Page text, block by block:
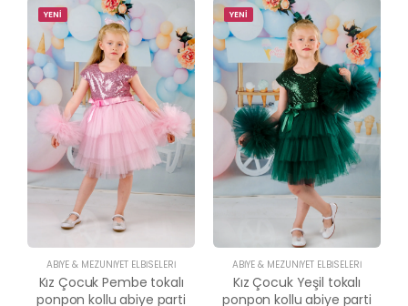
YENİ
ABİYE & MEZUNİYET ELBİSELERİ
Kız Çocuk Pembe tokalı
ponpon kollu abiye parti
YENİ
ABİYE & MEZUNİYET ELBİSELERİ
Kız Çocuk Yeşil tokalı
ponpon kollu abiye parti